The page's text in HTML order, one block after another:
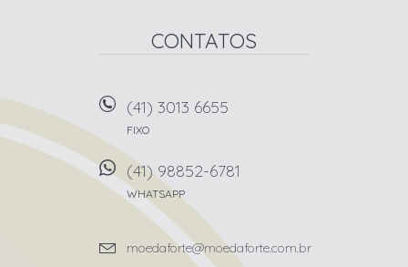
CONTATOS
(41) 3013 6655
FIXO
(41) 98852-6781
WHATSAPP
moedaforte@moedaforte.com.br